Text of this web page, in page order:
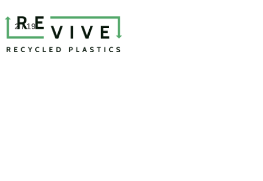
2 / 19